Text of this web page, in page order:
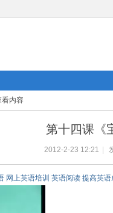
看内容
第十四课《
2012-2-23 12:21
网上英语培训 英语阅读 提高英